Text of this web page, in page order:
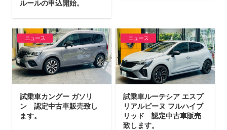
ルールの申込開始。
ニュース
試乗車カングー ガソリ
ン 認定中古車販売致し
ます。
ニュース
試乗車ルーテシア エスプ
リアルピーヌ フルハイブ
リッド 認定中古車販売
致します。